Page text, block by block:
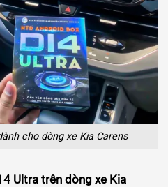
cho dòng xe Kia Carens
Ultra trên dòng xe Kia